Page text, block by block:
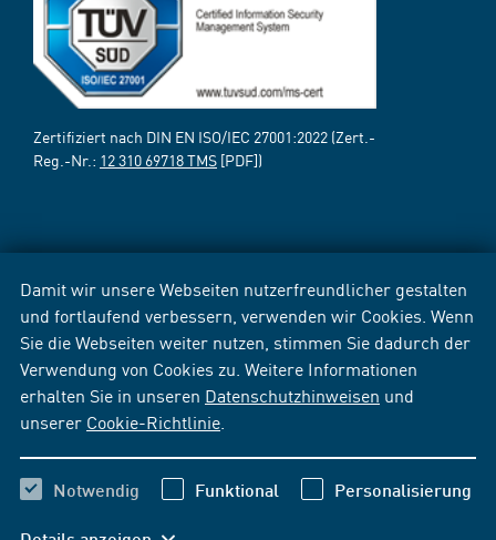
Damit wir unsere Webseiten nutzerfreundlicher gestalten
und fortlaufend verbessern, verwenden wir Cookies. Wenn
Sie die Webseiten weiter nutzen, stimmen Sie dadurch der
Verwendung von Cookies zu. Weitere Informationen
erhalten Sie in unseren Datenschutzhinweisen und
unserer Cookie-Richtlinie
Notwendig Funktional Personalisierung
Zertifiziert nach DIN EN ISO/IEC 27001:2022 (Zert.-
Reg.-Nr.: 12 310 69718 TMS [PDF])